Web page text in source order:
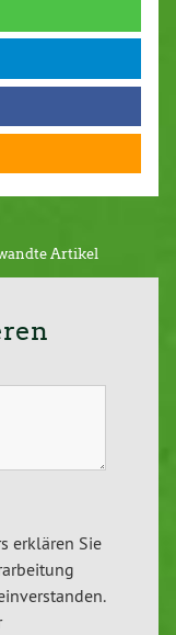
Artikel
erklären Sie